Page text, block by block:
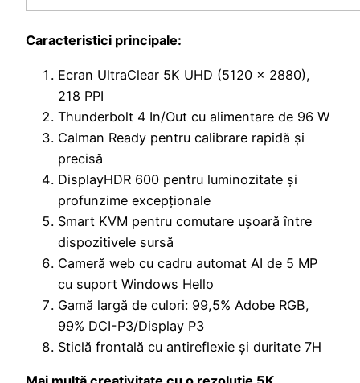
Caracteristici principale:
Ecran UltraClear 5K UHD (5120 × 2880),
218 PPI
Thunderbolt 4 In/Out cu alimentare de 96 W
Calman Ready pentru calibrare rapidă și
precisă
DisplayHDR 600 pentru luminozitate și
profunzime excepționale
Smart KVM pentru comutare ușoară între
dispozitivele sursă
Cameră web cu cadru automat AI de 5 MP
cu suport Windows Hello
Gamă largă de culori: 99,5% Adobe RGB,
99% DCI-P3/Display P3
Sticlă frontală cu antireflexie și duritate 7H